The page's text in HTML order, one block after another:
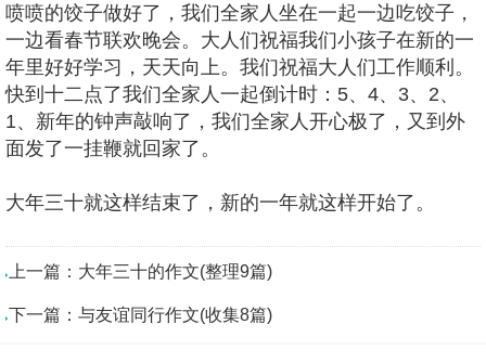
喷喷的饺子做好了，我们全家人坐在一起一边吃饺子，
一边看春节联欢晚会。大人们祝福我们小孩子在新的一
年里好好学习，天天向上。我们祝福大人们工作顺利。
快到十二点了我们全家人一起倒计时：5、4、3、2、
1、新年的钟声敲响了，我们全家人开心极了，又到外
面发了一挂鞭就回家了。
大年三十就这样结束了，新的一年就这样开始了。
上一篇： 大年三十的作文(整理9篇)
下一篇：与友谊同行作文(收集8篇)